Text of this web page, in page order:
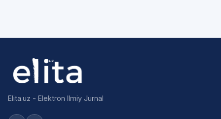
Elita.uz - Elektron Ilmiy Jurnal